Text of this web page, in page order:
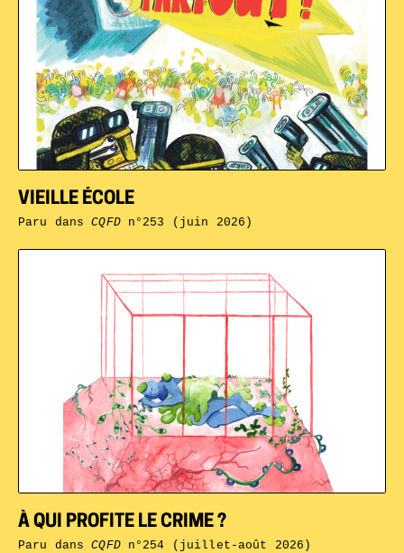
À QUI PROFITE LE CRIME ?
Paru dansCQFDn°254 (juillet-août 2026)
VIEILLE ÉCOLE
Paru dansCQFDn°253 (juin 2026)